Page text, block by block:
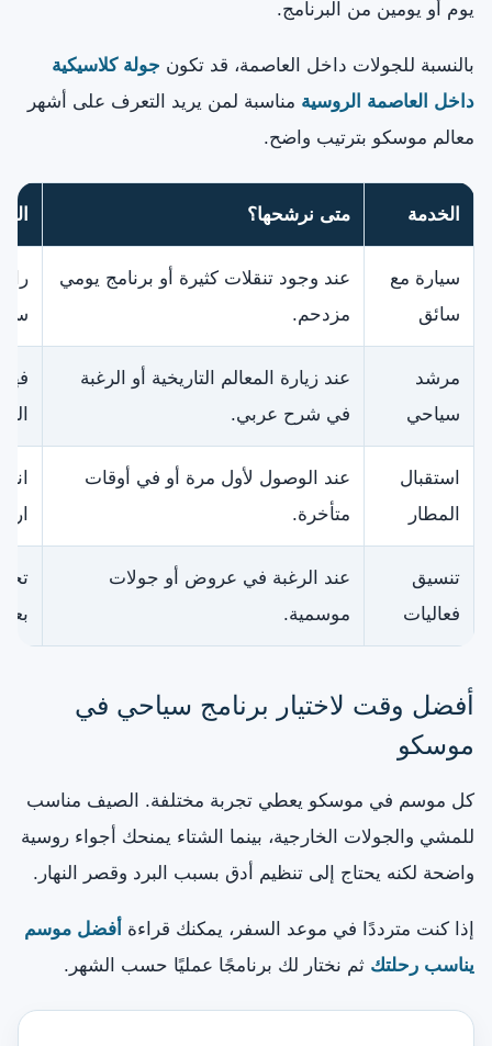
يوم أو يومين من البرنامج.
بالنسبة للجولات داخل العاصمة، قد تكون جولة كلاسيكية
داخل العاصمة الروسية مناسبة لمن يريد التعرف على أشهر
معالم موسكو بترتيب واضح.
الخدمة متى نرشحها؟
سيارة مع
سائق
عند وجود تنقلات كثيرة أو برنامج يومي
مزدحم.
مرشد
سياحي
عند زيارة المعالم التاريخية أو الرغبة
في شرح عربي.
استقبال
المطار
عند الوصول لأول مرة أو في أوقات
متأخرة.
تنسيق
فعاليات
عند الرغبة في عروض أو جولات
موسمية.
أفضل وقت لاختيار برنامج سياحي في
موسكو
كل موسم في موسكو يعطي تجربة مختلفة. الصيف مناسب
للمشي والجولات الخارجية، بينما الشتاء يمنحك أجواء روسية
واضحة لكنه يحتاج إلى تنظيم أدق بسبب البرد وقصر النهار.
إذا كنت مترددًا في موعد السفر، يمكنك قراءة أفضل موسم
يناسب رحلتك ثم نختار لك برنامجًا عمليًا حسب الشهر.